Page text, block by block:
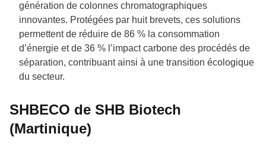
génération de colonnes chromatographiques
innovantes. Protégées par huit brevets, ces solutions
permettent de réduire de 86 % la consommation
d’énergie et de 36 % l’impact carbone des procédés de
séparation, contribuant ainsi à une transition écologique
du secteur.
SHBECO de SHB Biotech
(Martinique)